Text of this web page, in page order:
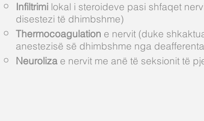
Infiltrimi lokal i steroideve pasi shfaqet
disestezi të dhimbshme)
Thermocoagulation e nervit (duke
anestezisë së dhimbshme nga
Neuroliza e nervit me anë të seksionit të